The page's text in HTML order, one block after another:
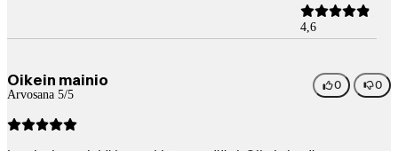
4,6
Oikein mainio
Arvosana 5/5
0 0